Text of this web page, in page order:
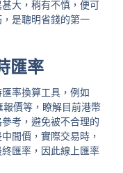
大，稍有不慎，便可
是聰明省錢的第一
匯率
率換算工具，例如
價等，瞭解目前港幣
考，避免被不合理的
間價，實際交易時，
匯率，因此線上匯率